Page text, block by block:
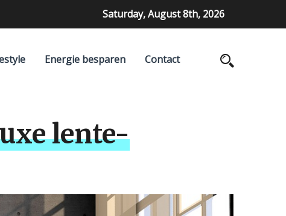
Saturday, August 8th, 2026
Energie besparen Contact
lente-